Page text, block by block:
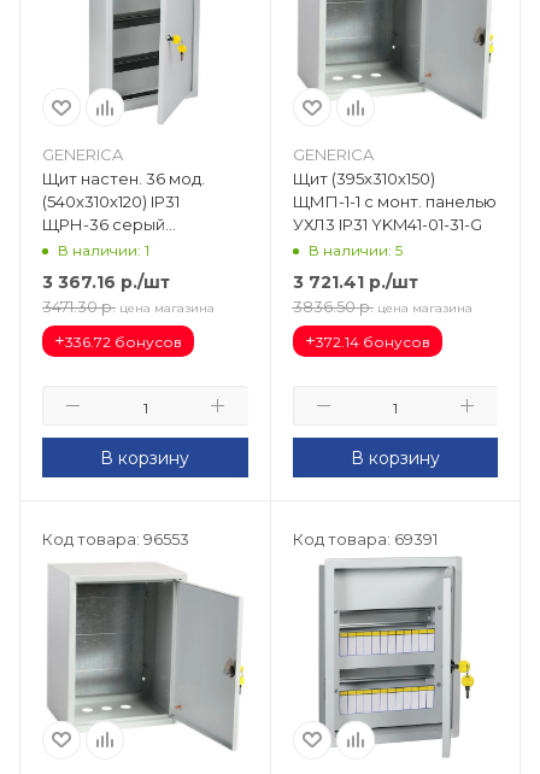
GENERICA
Щит настен. 36 мод.
(540х310х120) IP31
ЩРН-36 серый
GENERICA MKM14-N-36-
В наличии: 1
3 367.16 р./шт
3471.30 р. цена магазина
+336.72 бонусов
В корзину
GENERICA
Щит (395х310х150)
ЩМП-1-1 с монт. панелью
УХЛ3 IP31 YKM41-01-31-G
В наличии: 5
3 721.41р./шт
3836.50 р. цена магазина
+372.14 бонусов
В корзину
Код товара: 96553 Код товара: 69391